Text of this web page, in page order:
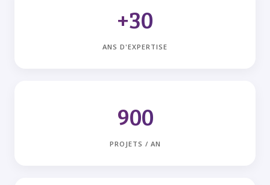
+30
ANS D'EXPERTISE
900
PROJETS / AN